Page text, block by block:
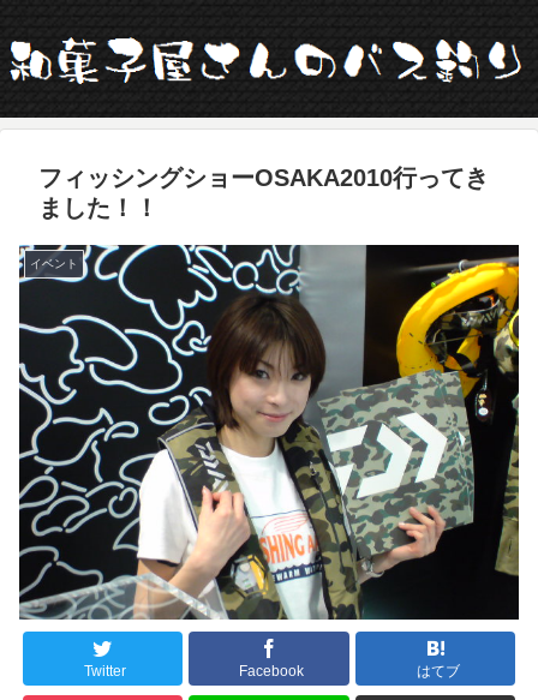
フィッシングショーOSAKA2010行ってき
ました！！
イベント
Twitter Facebook はてブ